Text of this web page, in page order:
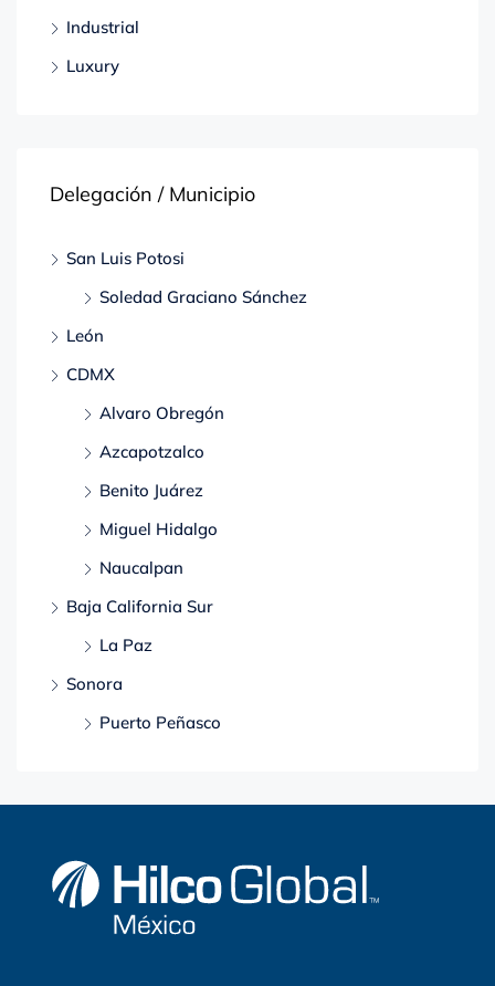
Industrial
Luxury
Delegación / Municipio
San Luis Potosi
Soledad Graciano Sánchez
León
CDMX
Alvaro Obregón
Azcapotzalco
Benito Juárez
Miguel Hidalgo
Naucalpan
Baja California Sur
La Paz
Sonora
Puerto Peñasco